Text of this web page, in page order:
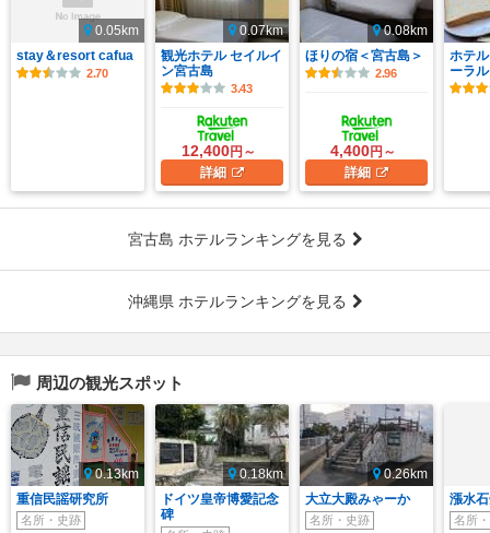
0.05km
stay＆resort cafua
2.70
0.07km
観光ホテル セイルイ
ン宮古島
3.43
12,400円～
詳細
0.08km
ほりの宿＜宮古島＞
2.96
4,400円～
詳細
ホテ
ーラ
宮古島 ホテルランキングを見る
沖縄県 ホテルランキングを見る
周辺の観光スポット
0.13km
重信民謡研究所
名所・史跡
0.18km
ドイツ皇帝博愛記念
碑
0.26km
大立大殿みゃーか
名所・史跡
漲水
名所